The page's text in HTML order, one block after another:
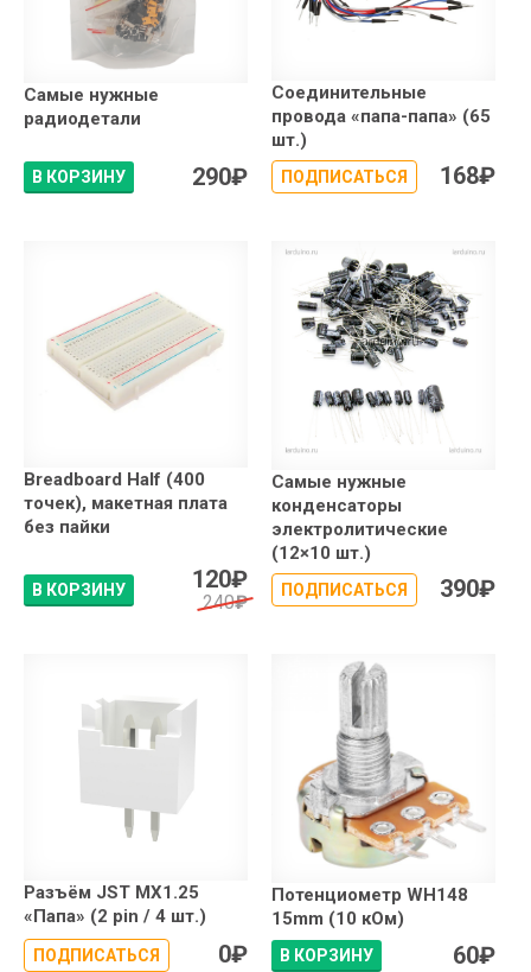
Самые нужные
радиодетали
В КОРЗИНУ 290₽
Соединительные
провода «папа-папа» (65
шт.)
ПОДПИСАТЬСЯ 168₽
Breadboard Half (400
точек), макетная плата
без пайки
В КОРЗИНУ 120₽
240₽
Самые нужные
конденсаторы
электролитические
(12×10 шт.)
ПОДПИСАТЬСЯ 390₽
Разъём JST MX1.25
«Папа» (2 pin / 4 шт.)
ПОДПИСАТЬСЯ 0₽
Потенциометр WH148
15mm (10 кОм)
В КОРЗИНУ 60₽